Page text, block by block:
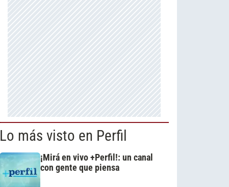
Lo más visto en Perfil
¡Mirá en vivo +Perfil!: un canal
con gente que piensa